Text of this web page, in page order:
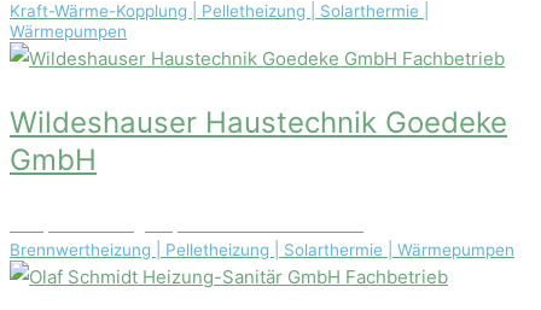
Kraft-Wärme-Kopplung | Pelletheizung | Solarthermie |
Wärmepumpen
Fachbetrieb
Wildeshauser Haustechnik Goedeke
GmbH
Brennwertheizung | Pelletheizung | Solarthermie | Wärmepumpen
Fachbetrieb